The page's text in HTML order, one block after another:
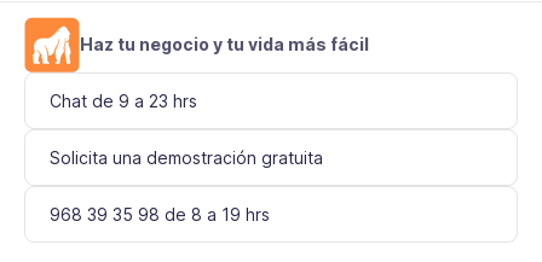
Haz tu negocio y tu vida más fácil
Chat de 9 a 23 hrs
Solicita una demostración gratuita
968 39 35 98 de 8 a 19 hrs